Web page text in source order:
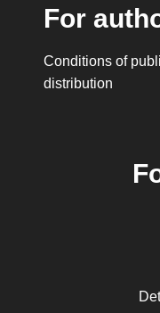
For
Conditions of
distribution